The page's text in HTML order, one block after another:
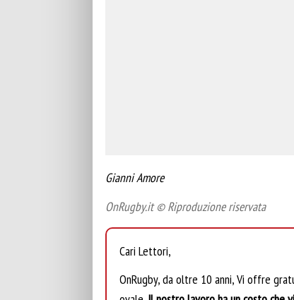
Gianni Amore
OnRugby.it © Riproduzione riservata
Cari Lettori,
OnRugby, da oltre 10 anni, Vi offre